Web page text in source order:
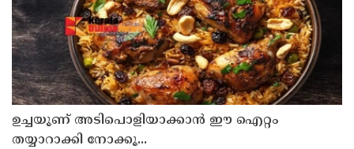
ഉച്ചയൂണ് അടിപൊളിയാക്കാൻ ഈ ഐറ്റം
തയ്യാറാക്കി നോക്കൂ...